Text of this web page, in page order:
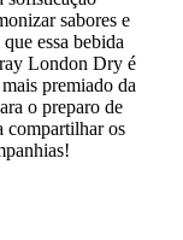
sabores e
essa bebida
London Dry é
premiado da
o preparo de
compartilhar os